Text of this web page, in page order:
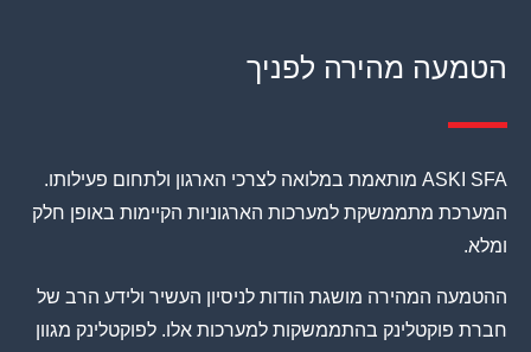
הטמעה מהירה לפניך
ASKI SFA מותאמת במלואה לצרכי הארגון ולתחום פעילותו.
המערכת מתממשקת למערכות הארגוניות הקיימות באופן חלק
ומלא.
ההטמעה המהירה מושגת הודות לניסיון העשיר ולידע הרב של
חברת פוקטלינק בהתממשקות למערכות אלו. לפוקטלינק מגוון